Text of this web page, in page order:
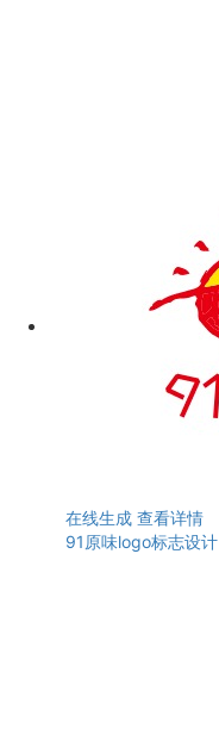
在线生成 查看详情
91原味logo标志设计